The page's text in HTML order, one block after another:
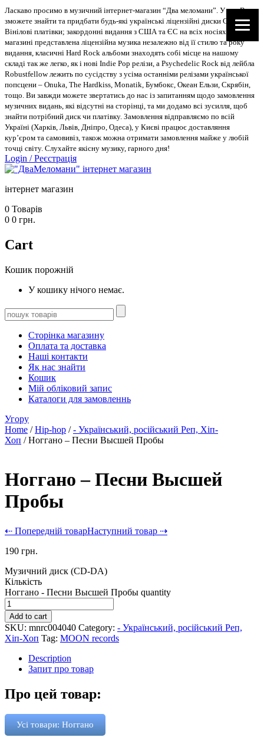
Ласкаво просимо в музичний інтернет-магазин “Два меломани”. У нас Ви
зможете знайти та придбати будь-які українські ліцензійні диски CD, DVD,
Вінілові платівки; закордонні видання з США та ЄС на всіх носіях. В
магазині представлена ліцензійна музика незалежно від її стилю та року
видання, класичні Hard Rock альбоми знаходять собі місце на нашому
складі так же легко, як і нові Indie Pop релізи, а Psychedelic Rock від лейбла
Robustfellow лежить по сусідству з усіма останніми релізами української
попсцени – Onuka, The Hardkiss, Monatik, Бумбокс, Океан Ельзи, Скрябін,
тощо. Ви завжди можете звертатись до нас із запитанням щодо замовлення
музичних видань, які відсутні на сторінці, та ми додамо всі зусилля, щоб
знайти потрібний диск чи платівку. Замовлення відправляємо по всій
Україні (Харків, Львів, Дніпро, Одеса), у Києві працює доставляння
кур’єром та самовивіз, також можна отримати замовлення майже у любій
точці світу. Слухайте якісну музику, гарного дня!
Login /Реєстрація
інтернет магазин
0 Товарів
0 0 грн.
Cart
Кошик порожній
У кошику нічого немає.
Сторінка магазину
Оплата та доставка
Наші контакти
Як нас знайти
Кошик
Мій обліковий запис
Каталоги для замовленнь
Угору
Home /Hip-hop /- Український, російський Реп, Хіп-
Хоп / Ноггано – Песни Высшей Пробы
Ноггано – Песни Высшей
Пробы
⇠ Попередній товарНаступний товар ⇢
190 грн.
Музичний диск (CD-DA)
Кількість
Ноггано - Песни Высшей Пробы quantity
Add to cart
SKU: mnrc004040 Category: - Український, російський Реп,
Хіп-Хоп Tag: MOON records
Description
Запит про товар
Про цей товар:
Усі товари: Ноггано